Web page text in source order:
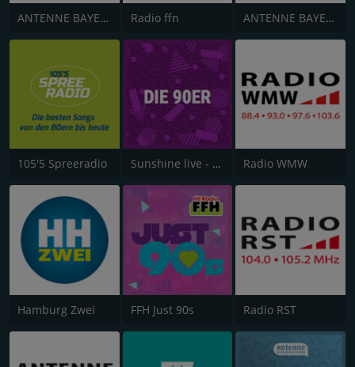
ANTENNE BAYERN Oldies but Goldies Radio ffn ANTENNE BAYERN 90er Hits
105'5 Spreeradio Sunshine live - Die 90er Radio WMW
Hamburg Zwei FFH Just 90s Radio RST